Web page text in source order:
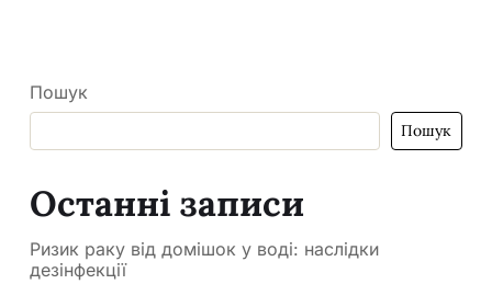
Пошук
Пошук
Останні записи
Ризик раку від домішок у воді: наслідки
дезінфекції